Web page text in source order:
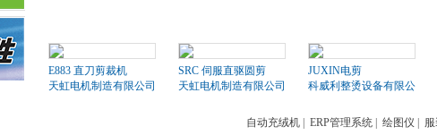
E883 直刀剪裁机
天虹电机制造有限公司
SRC 伺服直驱圆剪
天虹电机制造有限公司
JUXIN电剪
科威利整烫设备有限公司
自动充绒机 ERP管理系统 绘图仪